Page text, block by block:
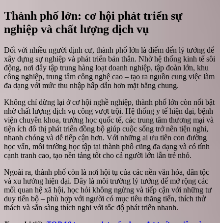
Thành phố lớn: cơ hội phát triển sự
nghiệp và chất lượng dịch vụ
Đối với nhiều người định cư, thành phố lớn là điểm đến lý tưởng để
xây dựng sự nghiệp và phát triển bản thân. Nhờ hệ thống kinh tế sôi
động, nơi đây tập trung hàng loạt doanh nghiệp, tập đoàn lớn, khu
công nghiệp, trung tâm công nghệ cao – tạo ra nguồn cung việc làm
đa dạng với mức thu nhập hấp dẫn hơn mặt bằng chung.
Không chỉ dừng lại ở cơ hội nghề nghiệp, thành phố lớn còn nổi bật
nhờ chất lượng dịch vụ công vượt trội. Hệ thống y tế hiện đại, bệnh
viện chuyên khoa, trường học quốc tế, các trung tâm thương mại và
tiện ích đô thị phát triển đồng bộ giúp cuộc sống trở nên tiện nghi,
nhanh chóng và dễ tiếp cận hơn. Với những ai ưu tiên con đường
học vấn, môi trường học tập tại thành phố cũng đa dạng và có tính
cạnh tranh cao, tạo nền tảng tốt cho cả người lớn lẫn trẻ nhỏ.
Ngoài ra, thành phố còn là nơi hội tụ của các nền văn hóa, dân tộc
và xu hướng hiện đại. Đây là môi trường lý tưởng để mở rộng các
mối quan hệ xã hội, học hỏi không ngừng và tiếp cận với những tư
duy tiến bộ – phù hợp với người có mục tiêu thăng tiến, thích thử
thách và sẵn sàng thích nghi với tốc độ phát triển nhanh.